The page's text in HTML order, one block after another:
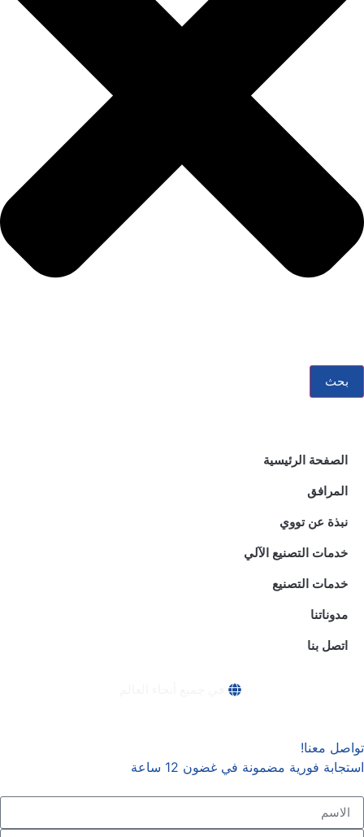
بحث
الصفحة الرئيسية
المرافق
نبذة عن تووي
خدمات التصنيع الآلي
خدمات التصنيع
مدوناتنا
اتصل بنا
تواصل معنا!
استجابة فورية مضمونة في غضون 12 ساعة